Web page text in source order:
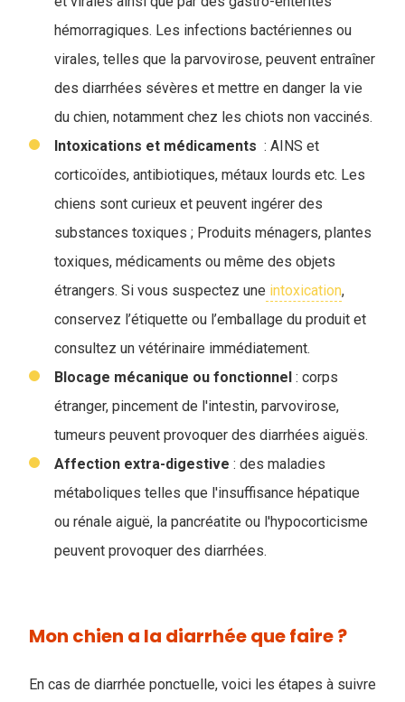
hémorragiques. Les infections bactériennes ou
virales, telles que la parvovirose, peuvent entraîner
des diarrhées sévères et mettre en danger la vie
du chien, notamment chez les chiots non vaccinés.
Intoxications et médicaments : AINS et
corticoïdes, antibiotiques, métaux lourds etc. Les
chiens sont curieux et peuvent ingérer des
substances toxiques ; Produits ménagers, plantes
toxiques, médicaments ou même des objets
étrangers. Si vous suspectez une intoxication,
conservez l’étiquette ou l’emballage du produit et
consultez un vétérinaire immédiatement.
Blocage mécanique ou fonctionnel : corps
étranger, pincement de l'intestin, parvovirose,
tumeurs peuvent provoquer des diarrhées aiguës.
Affection extra-digestive : des maladies
métaboliques telles que l'insuffisance hépatique
ou rénale aiguë, la pancréatite ou l'hypocorticisme
peuvent provoquer des diarrhées.
Mon chien a la diarrhée que faire ?
En cas de diarrhée ponctuelle, voici les étapes à suivre